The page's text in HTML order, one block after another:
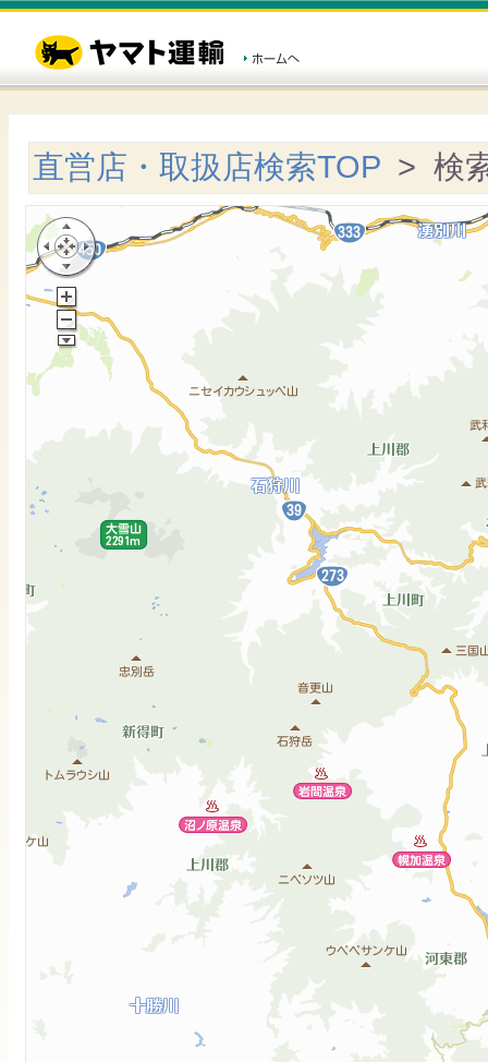
直営店・取扱店検索TOP > 検